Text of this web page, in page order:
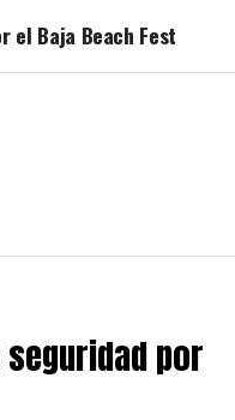
el Baja Beach Fest
por